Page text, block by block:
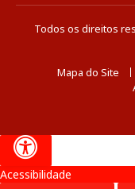
Todos os direitos
Mapa do Site
Acessibilidade